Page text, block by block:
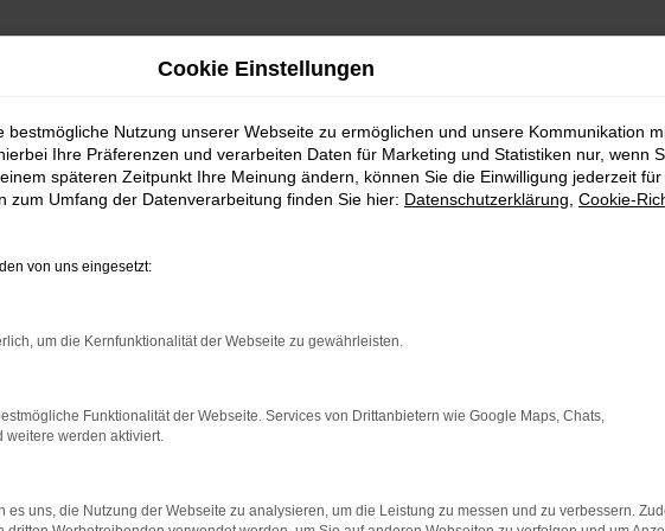
bestimmter Seiten verhindern. Funktioniert die Seite in einem anderen
beheben.
auf dem neuesten Stand sind.
Cookie Einstellungen
bestmögliche Nutzung unserer Webseite zu ermöglichen und unsere Kommunikation
Ihre Präferenzen und verarbeiten Daten für Marketing und Statistiken nur, wenn
späteren Zeitpunkt Ihre Meinung ändern, können Sie die Einwilligung jederzeit
zum Umfang der Datenverarbeitung finden Sie hier: Datenschutzerklärung Cookie-
von uns eingesetzt:
um die Kernfunktionalität der Webseite zu gewährleisten.
Funktionalität der Webseite. Services von Drittanbietern wie Google Maps, Chats,
weitere werden aktiviert.
es uns, die Nutzung der Webseite zu analysieren, um die Leistung zu messen und zu verbessern.